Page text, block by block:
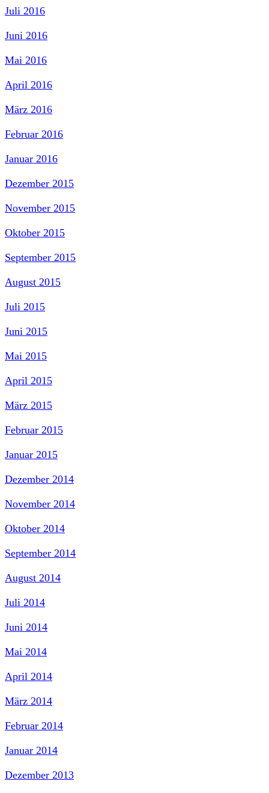
Juli 2016
Juni 2016
Mai 2016
April 2016
März 2016
Februar 2016
Januar 2016
Dezember 2015
November 2015
Oktober 2015
September 2015
August 2015
Juli 2015
Juni 2015
Mai 2015
April 2015
März 2015
Februar 2015
Januar 2015
Dezember 2014
November 2014
Oktober 2014
September 2014
August 2014
Juli 2014
Juni 2014
Mai 2014
April 2014
März 2014
Februar 2014
Januar 2014
Dezember 2013